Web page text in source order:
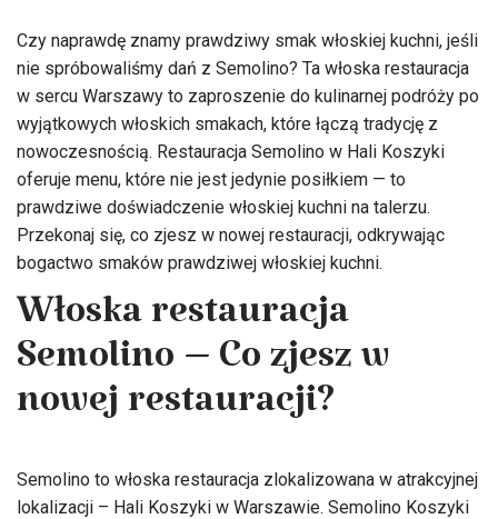
Czy naprawdę znamy prawdziwy smak włoskiej kuchni, jeśli
nie spróbowaliśmy dań z Semolino? Ta włoska restauracja
w sercu Warszawy to zaproszenie do kulinarnej podróży po
wyjątkowych włoskich smakach, które łączą tradycję z
nowoczesnością. Restauracja Semolino w Hali Koszyki
oferuje menu, które nie jest jedynie posiłkiem — to
prawdziwe doświadczenie włoskiej kuchni na talerzu.
Przekonaj się, co zjesz w nowej restauracji, odkrywając
bogactwo smaków prawdziwej włoskiej kuchni.
Włoska restauracja
Semolino – Co zjesz w
nowej restauracji?
Semolino to włoska restauracja zlokalizowana w atrakcyjnej
lokalizacji – Hali Koszyki w Warszawie. Semolino Koszyki